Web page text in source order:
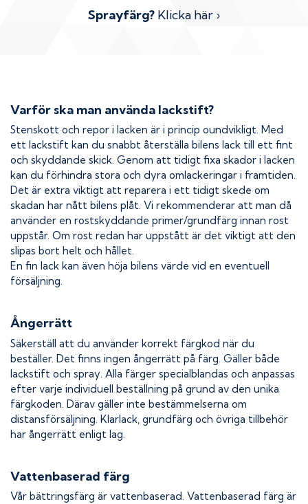
Sprayfärg? Klicka här ›
Varför ska man använda lackstift?
Stenskott och repor i lacken är i princip oundvikligt. Med
ett lackstift kan du snabbt återställa bilens lack till ett fint
och skyddande skick. Genom att tidigt fixa skador i lacken
kan du förhindra stora och dyra omlackeringar i framtiden.
Det är extra viktigt att reparera i ett tidigt skede om
skadan har nått bilens plåt. Vi rekommenderar att man då
använder en rostskyddande primer/grundfärg innan rost
uppstår. Om rost redan har uppstått är det viktigt att den
slipas bort helt och hållet.
En fin lack kan även höja bilens värde vid en eventuell
försäljning.
Ångerrätt
Säkerställ att du använder korrekt färgkod när du
beställer. Det finns ingen ångerrätt på färg. Gäller både
lackstift och spray. Alla färger specialblandas och anpassas
efter varje individuell beställning på grund av den unika
färgkoden. Därav gäller inte bestämmelserna om
distansförsäljning. Klarlack, grundfärg och övriga tillbehör
har ångerrätt enligt lag.
Vattenbaserad färg
Vår bättringsfärg är vattenbaserad. Vattenbaserad färg är